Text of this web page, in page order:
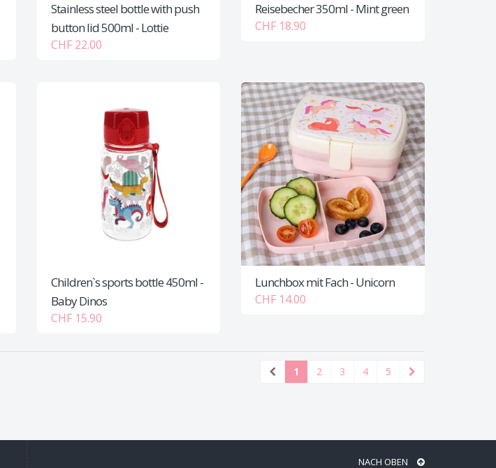
Stainless steel bottle with push
button lid 500ml - Lottie
CHF 22.00
Reisebecher 350ml - Mint green
CHF 18.90
Children`s sports bottle 450ml -
Baby Dinos
CHF 15.90
Lunchbox mit Fach - Unicorn
CHF 14.00
1 2 3 4 5
NACH OBEN